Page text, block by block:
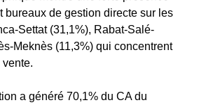
bureaux de gestion directe sur les
Settat (31,1%), Rabat-Salé-
Meknès (11,3%) qui concentrent
a généré 70,1% du CA du